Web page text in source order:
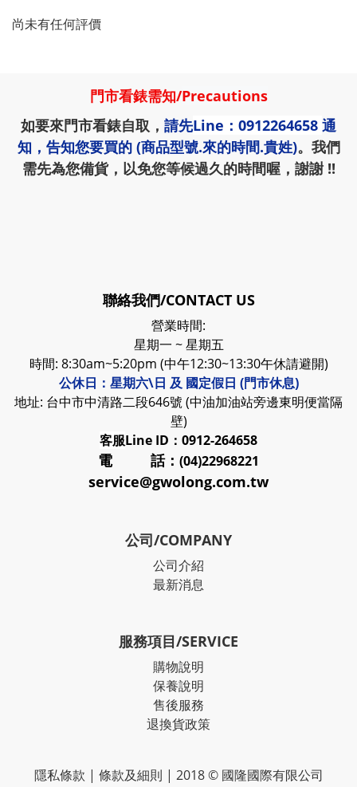
尚未有任何評價
門市看錶需知/Precautions
如要來門市看錶自取， 請先Line：0912264658 通
知，告知您要買的 (商品型號.來的時間.貴姓)。我們
需先為您備貨，以免您等候過久的時間喔，謝謝 !!
聯絡我們/CONTACT US
營業時間:
星期一 ~ 星期五
時間: 8:30am~5:20pm (中午12:30~13:30午休請避開)
公休日：星期六\日 及 國定假日 (門市休息)
地址: 台中市中清路二段646號 (中油加油站旁邊東明便當隔
壁)
客服Line ID：0912-264658
電 話： (04)22968221
service@gwolong.com.tw
公司/COMPANY
公司介紹
最新消息
服務項目/SERVICE
購物說明
保養說明
售後服務
退換貨政策
隱私條款 | 條款及細則 | 2018 © 國隆國際有限公司